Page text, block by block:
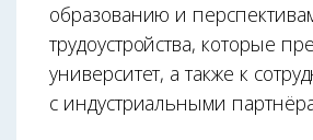
образованию и
трудоустройства, которые
университет, а также к
с индустриальными